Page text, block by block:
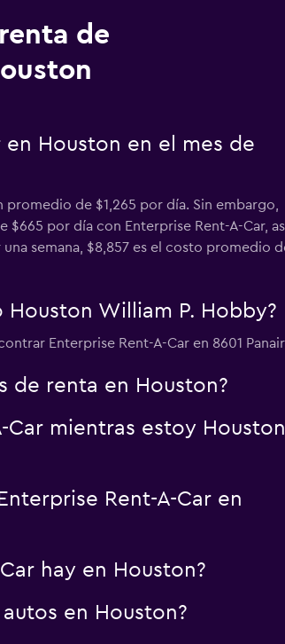
de
Houston en el mes de
de $1,265 por día. Sin embargo,
por día con Enterprise Rent-A-Car,
semana, $8,857 es el costo promedio
William P. Hobby?
Enterprise Rent-A-Car en 8601
de renta en Houston?
Car mientras estoy Houston
Rent-A-Car en
hay en Houston?
en Houston?